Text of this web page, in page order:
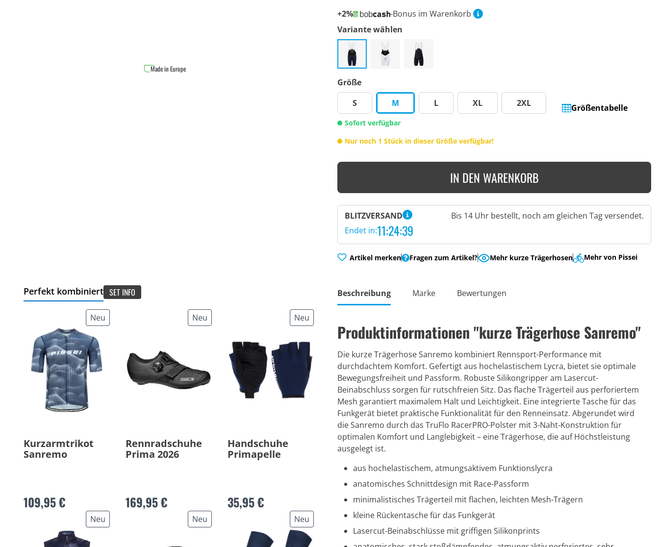
Made in Europe
+2%
-Bonus im Warenkorb
Variante wählen
Größe
S
M L XL 2XL Größentabelle
Sofort verfügbar
Nur noch 1 Stück in dieser Größe verfügbar!
IN DEN WARENKORB
BLITZVERSAND
Bis 14 Uhr bestellt, noch am gleichen Tag versendet.
Endet in:11:24:38
Artikel merken Fragen zum Artikel? Mehr kurze Trägerhosen Mehr von Pissei
Perfekt kombiniert SET INFO
Neu
Kurzarmtrikot
Sanremo
109,95 €
Neu
Rennradschuhe
Prima 2026
169,95 €
Neu
Handschuhe
Primapelle
35,95 €
Neu Neu Neu
Beschreibung Marke Bewertungen
Produktinformationen "kurze Trägerhose Sanremo"
Die kurze Trägerhose Sanremo kombiniert Rennsport-Performance mit
durchdachtem Komfort. Gefertigt aus hochelastischem Lycra, bietet sie optimale
Bewegungsfreiheit und Passform. Robuste Silikongripper am Lasercut-
Beinabschluss sorgen für rutschfreien Sitz. Das flache Trägerteil aus perforiertem
Mesh garantiert maximalem Halt und Leichtigkeit. Eine integrierte Tasche für das
Funkgerät bietet praktische Funktionalität für den Renneinsatz. Abgerundet wird
die Sanremo durch das TruFlo RacerPRO-Polster mit 3-Naht-Konstruktion für
optimalen Komfort und Langlebigkeit – eine Trägerhose, die auf Höchstleistung
ausgelegt ist.
aus hochelastischem, atmungsaktivem Funktionslycra
anatomisches Schnittdesign mit Race-Passform
minimalistisches Trägerteil mit flachen, leichten Mesh-Trägern
kleine Rückentasche für das Funkgerät
Lasercut-Beinabschlüsse mit griffigen Silikonprints